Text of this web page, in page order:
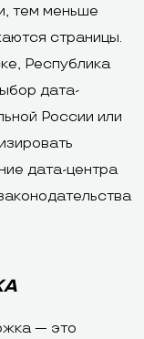
тем меньше
страницы.
Республика
дата-
России или
дата-центра
— это